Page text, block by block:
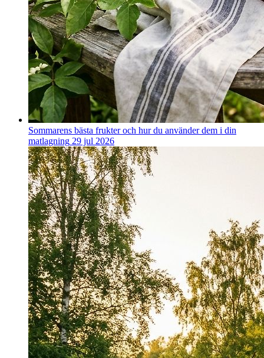
Sommarens bästa frukter och hur du använder dem i din
matlagning 29 jul 2026